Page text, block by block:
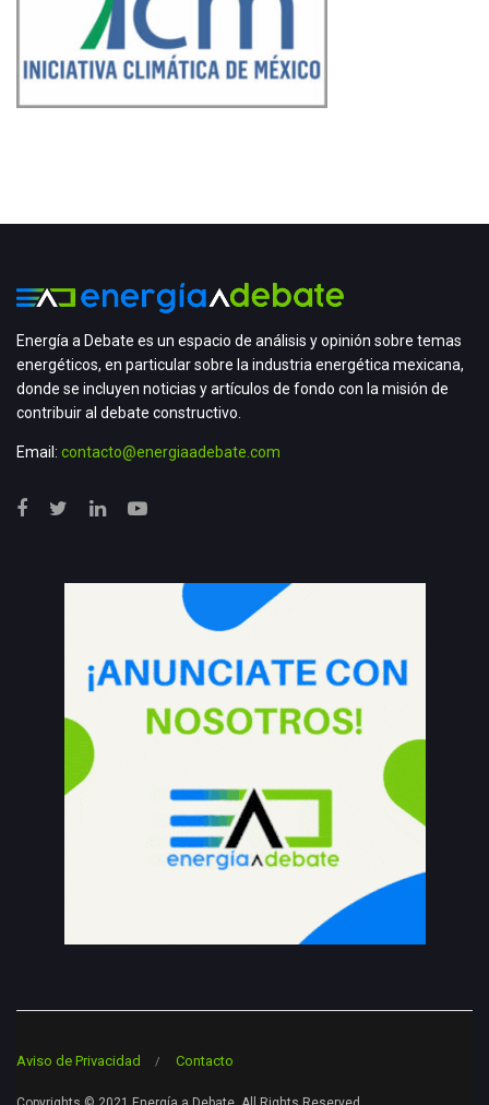
Energía a Debate es un espacio de análisis y opinión sobre temas
energéticos, en particular sobre la industria energética mexicana,
donde se incluyen noticias y artículos de fondo con la misión de
contribuir al debate constructivo.
Email: contacto@energiaadebate.com
Aviso de Privacidad Contacto